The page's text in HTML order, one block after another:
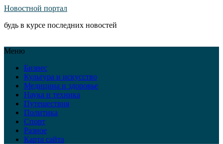
Новостной портал
будь в курсе последних новостей
Меню
Бизнес
Культура и искусство
Медицина и здоровье
Наука и техника
Путешествия
Политика
Спорт
Разное
Карта сайта